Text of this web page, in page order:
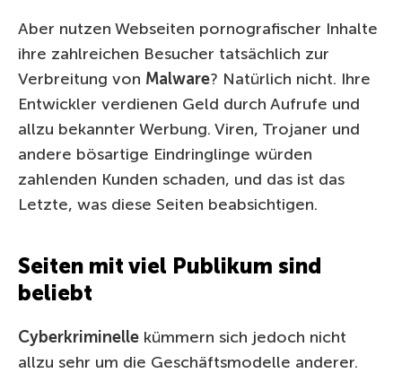
Aber nutzen Webseiten pornografischer Inhalte
ihre zahlreichen Besucher tatsächlich zur
Verbreitung von Malware? Natürlich nicht. Ihre
Entwickler verdienen Geld durch Aufrufe und
allzu bekannter Werbung. Viren, Trojaner und
andere bösartige Eindringlinge würden
zahlenden Kunden schaden, und das ist das
Letzte, was diese Seiten beabsichtigen.
Seiten mit viel Publikum sind
beliebt
Cyberkriminelle kümmern sich jedoch nicht
allzu sehr um die Geschäftsmodelle anderer.